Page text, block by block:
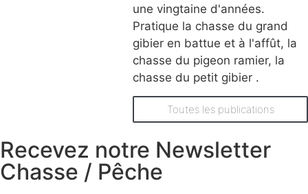
une vingtaine d'années.
Pratique la chasse du grand
gibier en battue et à l'affût, la
chasse du pigeon ramier, la
chasse du petit gibier .
Toutes les publications
Recevez notre Newsletter
Chasse / Pêche